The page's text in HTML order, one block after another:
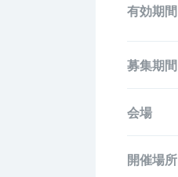
有効期間
募集期間
会場
開催場所